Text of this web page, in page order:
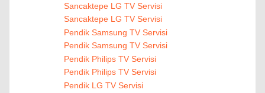
Sancaktepe LG TV Servisi
Sancaktepe LG TV Servisi
Pendik Samsung TV Servisi
Pendik Samsung TV Servisi
Pendik Philips TV Servisi
Pendik Philips TV Servisi
Pendik LG TV Servisi